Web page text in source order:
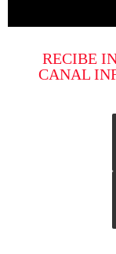
RECIBE
CANAL